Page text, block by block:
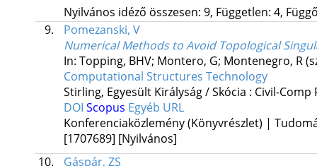
Nyilvános idéző összesen: 9, Független: 4,
9.
Pomezanski, V
Numerical Methods to Avoid Topological
In: Topping, BHV; Montero, G; Montenegro, R
Computational Structures Technology
Stirling, Egyesült Királyság / Skócia : Civil-Comp
DOI Scopus Egyéb URL
Konferenciaközlemény (Könyvrészlet) |
[1707689] [Nyilvános]
10.
Gáspár, ZS